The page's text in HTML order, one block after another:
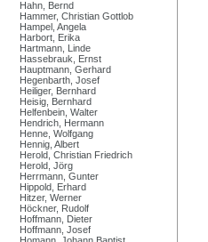
Hahn, Bernd
Hammer, Christian Gottlob
Hampel, Angela
Harbort, Erika
Hartmann, Linde
Hassebrauk, Ernst
Hauptmann, Gerhard
Hegenbarth, Josef
Heiliger, Bernhard
Heisig, Bernhard
Helfenbein, Walter
Hendrich, Hermann
Henne, Wolfgang
Hennig, Albert
Herold, Christian Friedrich
Herold, Jörg
Herrmann, Gunter
Hippold, Erhard
Hitzer, Werner
Höckner, Rudolf
Hoffmann, Dieter
Hoffmann, Josef